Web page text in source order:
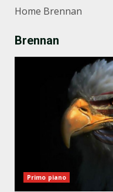
Home Brennan
Brennan
Primo piano